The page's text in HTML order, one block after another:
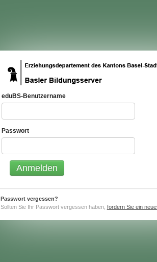
eduBS-Benutzername
Passwort
Passwort vergessen?
Sollten Sie Ihr Passwort vergessen haben, fordern Sie ein